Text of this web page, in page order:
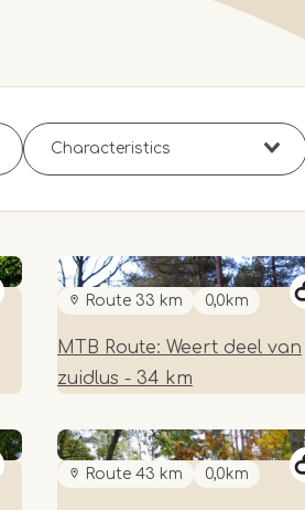
Route 33 km 0,0km
MTB Route: Weert deel van
zuidlus - 34 km
Route 43 km 0,0km